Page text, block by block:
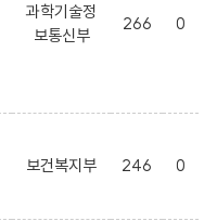
과학기술정
보통신부
266 0
보건복지부 246 0